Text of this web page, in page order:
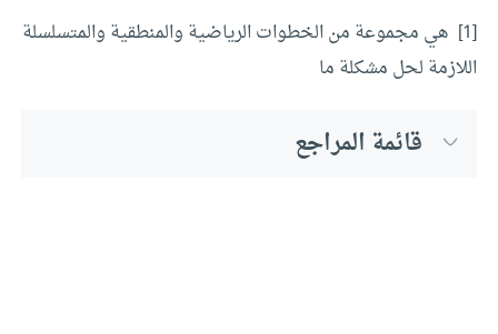
[1] هي مجموعة من الخطوات الرياضية والمنطقية والمتسلسلة
اللازمة لحل مشكلة ما
قائمة المراجع